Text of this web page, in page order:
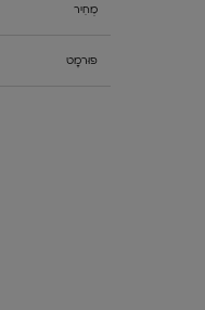
מְחִיר
פוּרמָט